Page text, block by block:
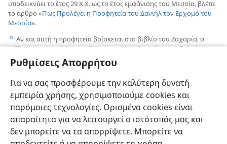
Ρυθμίσεις Απορρήτου
Για να σας προσφέρουμε την καλύτερη δυνατή
εμπειρία χρήσης, χρησιμοποιούμε cookies και
παρόμοιες τεχνολογίες. Ορισμένα cookies είναι
απαραίτητα για να λειτουργεί ο ιστότοπός μας και
δεν μπορείτε να τα απορρίψετε. Μπορείτε να
υποδεικνύει το έτος 29 Κ.Χ. ως το έτος εμφάνισης του Μεσσία, βλέπε
το άρθρο «Πώς Προλέγει η Προφητεία του Δανιήλ τον Ερχομό του
Μεσσία».
e Αν και αυτή η προφητεία βρίσκεται στο βιβλίο του Ζαχαρία, ο
Βιβλικός συγγραφέας Ματθαίος αναφέρει ότι «είχε ειπωθεί μέσω του
Ιερεμία του προφήτη». (
Ματθαίος 27:9
Ιερεμία μερικές φορές τοποθετούνταν πρώτο στο τμήμα της Αγίας
Γραφής που αποκαλούνταν “οι Προφήτες”. (
Λουκάς 24:44
) Η
αναφορά του Ματθαίου στον «Ιερεμία» προφανώς παρέπεμπε σε
ολόκληρη αυτή τη συλλογή βιβλίων, η οποία περιλάμβανε και το
βιβλίο του Ζαχαρία.